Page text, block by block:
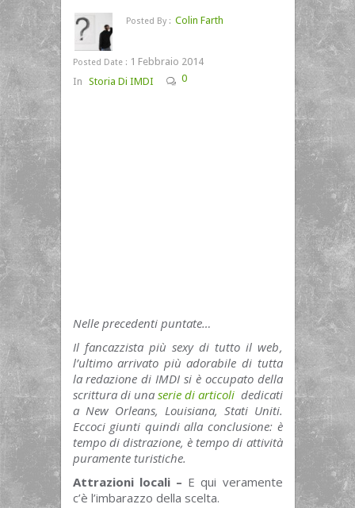
Posted By : Colin Farth
Posted Date : 1 Febbraio 2014
In Storia Di IMDI 0
Nelle precedenti puntate…
Il fancazzista più sexy di tutto il web,
l’ultimo arrivato più adorabile di tutta
la redazione di IMDI si è occupato della
scrittura di una serie di articolidedicati
a New Orleans, Louisiana, Stati Uniti.
Eccoci giunti quindi alla conclusione: è
tempo di distrazione, è tempo di attività
puramente turistiche.
Attrazioni locali – E qui veramente
c’è l’imbarazzo della scelta.